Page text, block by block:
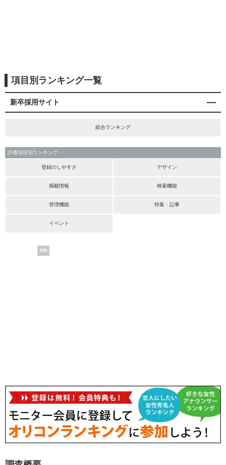
項目別ランキング一覧
新卒採用サイト
総合ランキング
評価項目別ランキング
登録のしやすさ デザイン
掲載情報 検索機能
管理機能 特集・記事
イベント
PR